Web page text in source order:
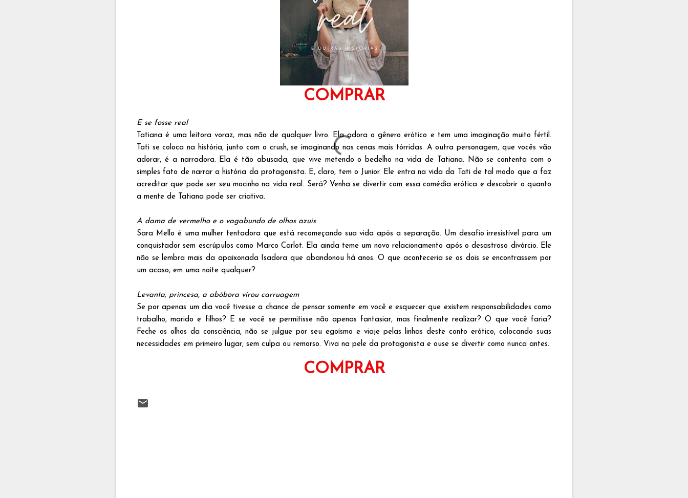
COMPRAR
E se fosse real
Tatiana é uma leitora voraz, mas não de qualquer livro. Ela adora o gênero erótico e tem uma imaginação muito fértil.
Tati se coloca na história, junto com o crush, se imaginando nas cenas mais tórridas. A outra personagem, que vocês vão
adorar, é a narradora. Ela é tão abusada, que vive metendo o bedelho na vida de Tatiana. Não se contenta com o
simples fato de narrar a história da protagonista. E, claro, tem o Junior. Ele entra na vida da Tati de tal modo que a faz
acreditar que pode ser seu mocinho na vida real. Será? Venha se divertir com essa comédia erótica e descobrir o quanto
a mente de Tatiana pode ser criativa.
A dama de vermelho e o vagabundo de olhos azuis
Sara Mello é uma mulher tentadora que está recomeçando sua vida após a separação. Um desafio irresistível para um
conquistador sem escrúpulos como Marco Carlot. Ela ainda teme um novo relacionamento após o desastroso divórcio. Ele
não se lembra mais da apaixonada Isadora que abandonou há anos. O que aconteceria se os dois se encontrassem por
um acaso, em uma noite qualquer?
Levanta, princesa, a abóbora virou carruagem
Se por apenas um dia você tivesse a chance de pensar somente em você e esquecer que existem responsabilidades como
trabalho, marido e filhos? E se você se permitisse não apenas fantasiar, mas finalmente realizar? O que você faria?
Feche os olhos da consciência, não se julgue por seu egoísmo e viaje pelas linhas deste conto erótico, colocando suas
necessidades em primeiro lugar, sem culpa ou remorso. Viva na pele da protagonista e ouse se divertir como nunca antes.
COMPRAR